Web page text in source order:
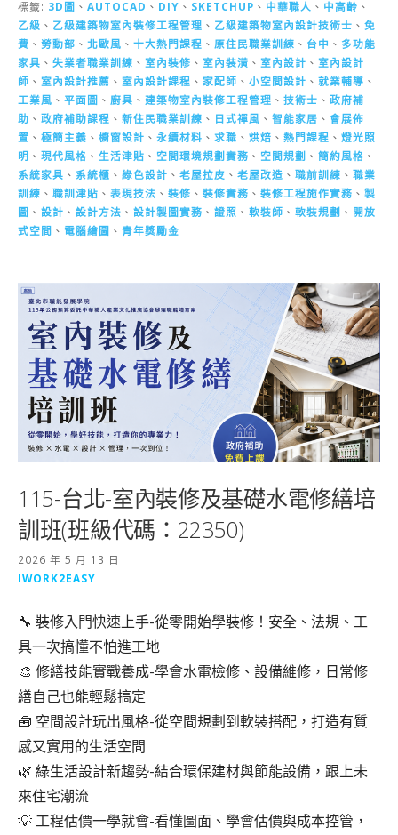
標籤: 3D圖 、 AUTOCAD 、 DIY 、 SKETCHUP 、 中華職人 、 中高齡 、
乙級 、 乙級建築物室內裝修工程管理 、 乙級建築物室內設計技術士 、 免
費 、 勞動部 、 北歐風 、 十大熱門課程 、 原住民職業訓練 、 台中 、 多功能
家具 、 失業者職業訓練 、 室內裝修 、 室內裝潢 、 室內設計 、 室內設計
師 、 室內設計推薦 、 室內設計課程 、 家配師 、 小空間設計 、 就業輔導 、
工業風 、 平面圖 、 廚具 、 建築物室內裝修工程管理 、 技術士 、 政府補
助 、 政府補助課程 、 新住民職業訓練 、 日式禪風 、 智能家居 、 會展佈
置 、 極簡主義 、 櫥窗設計 、 永續材料 、 求職 、 烘焙 、 熱門課程 、 燈光照
明 、 現代風格 、 生活津貼 、 空間環境規劃實務 、 空間規劃 、 簡約風格 、
系統家具 、 系統櫃 、 綠色設計 、 老屋拉皮 、 老屋改造 、 職前訓練 、 職業
訓練 、 職訓津貼 、 表現技法 、 裝修 、 裝修實務 、 裝修工程施作實務 、 製
圖 、 設計 、 設計方法 、 設計製圖實務 、 證照 、 軟裝師 、 軟裝規劃 、 開放
式空間 、 電腦繪圖 、 青年獎勵金
115-台北-室內裝修及基礎水電修繕培
訓班(班級代碼：22350)
2026 年 5 月 13 日
IWORK2EASY
🔧 裝修入門快速上手-從零開始學裝修！安全、法規、工
具一次搞懂不怕進工地
🎨 修繕技能實戰養成-學會水電檢修、設備維修，日常修
繕自己也能輕鬆搞定
🧰 空間設計玩出風格-從空間規劃到軟裝搭配，打造有質
感又實用的生活空間
🌿 綠生活設計新趨勢-結合環保建材與節能設備，跟上未
來住宅潮流
💡 工程估價一學就會-看懂圖面、學會估價與成本控管，